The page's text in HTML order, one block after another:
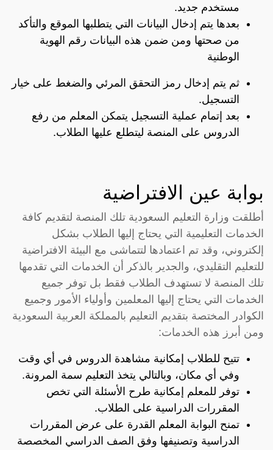
مستخدم جديد.
بعدها يتم إدخال البيانات التي يتطلبها الموقع والتأكد
من صحتها ومن ضمن هذه البيانات رقم الهوية
الوطنية
ثم يتم إدخال رمز التحقق المرئي والضغط على خيار
التسجيل.
بعد إتمام عملية التسجيل يتمكن المعلم من رفع
الدروس على المنصة ليتطلع عليها الطلاب.
بوابة عين الافتراضية
أطلقت وزارة التعليم السعودية تلك المنصة لتقديم كافة
الخدمات التعليمية التي يحتاج إليها الطلاب بشكل
إلكتروني، وقد تم اعتمادها لتتماشى مع البيئة الافتراضية
للتعليم التقليدي، والجدير بالذكر أن الخدمات التي تقدمها
تلك المنصة لا تستهدف الطلاب فقط بل توفر جميع
الخدمات التي يحتاج إليها المعلمين وأولياء الأمور وجميع
الكوادر المختصة بتقديم التعليم بالمملكة العربية السعودية
ومن أبرز هذه الخدمات:
تتيح للطلاب إمكانية مشاهدة الدروس في أي وقت
وفي أي مكان، وبالتالي يتخذ التعليم سمة المرونة.
توفر للمعلم إمكانية طرح الأسئلة التي تخص
المقررات الدراسية على الطلاب.
تمنح البوابة المعلم القدرة على عرض المقررات
الدراسية وتصنيفها وفق الصف الدراسي المخصصة